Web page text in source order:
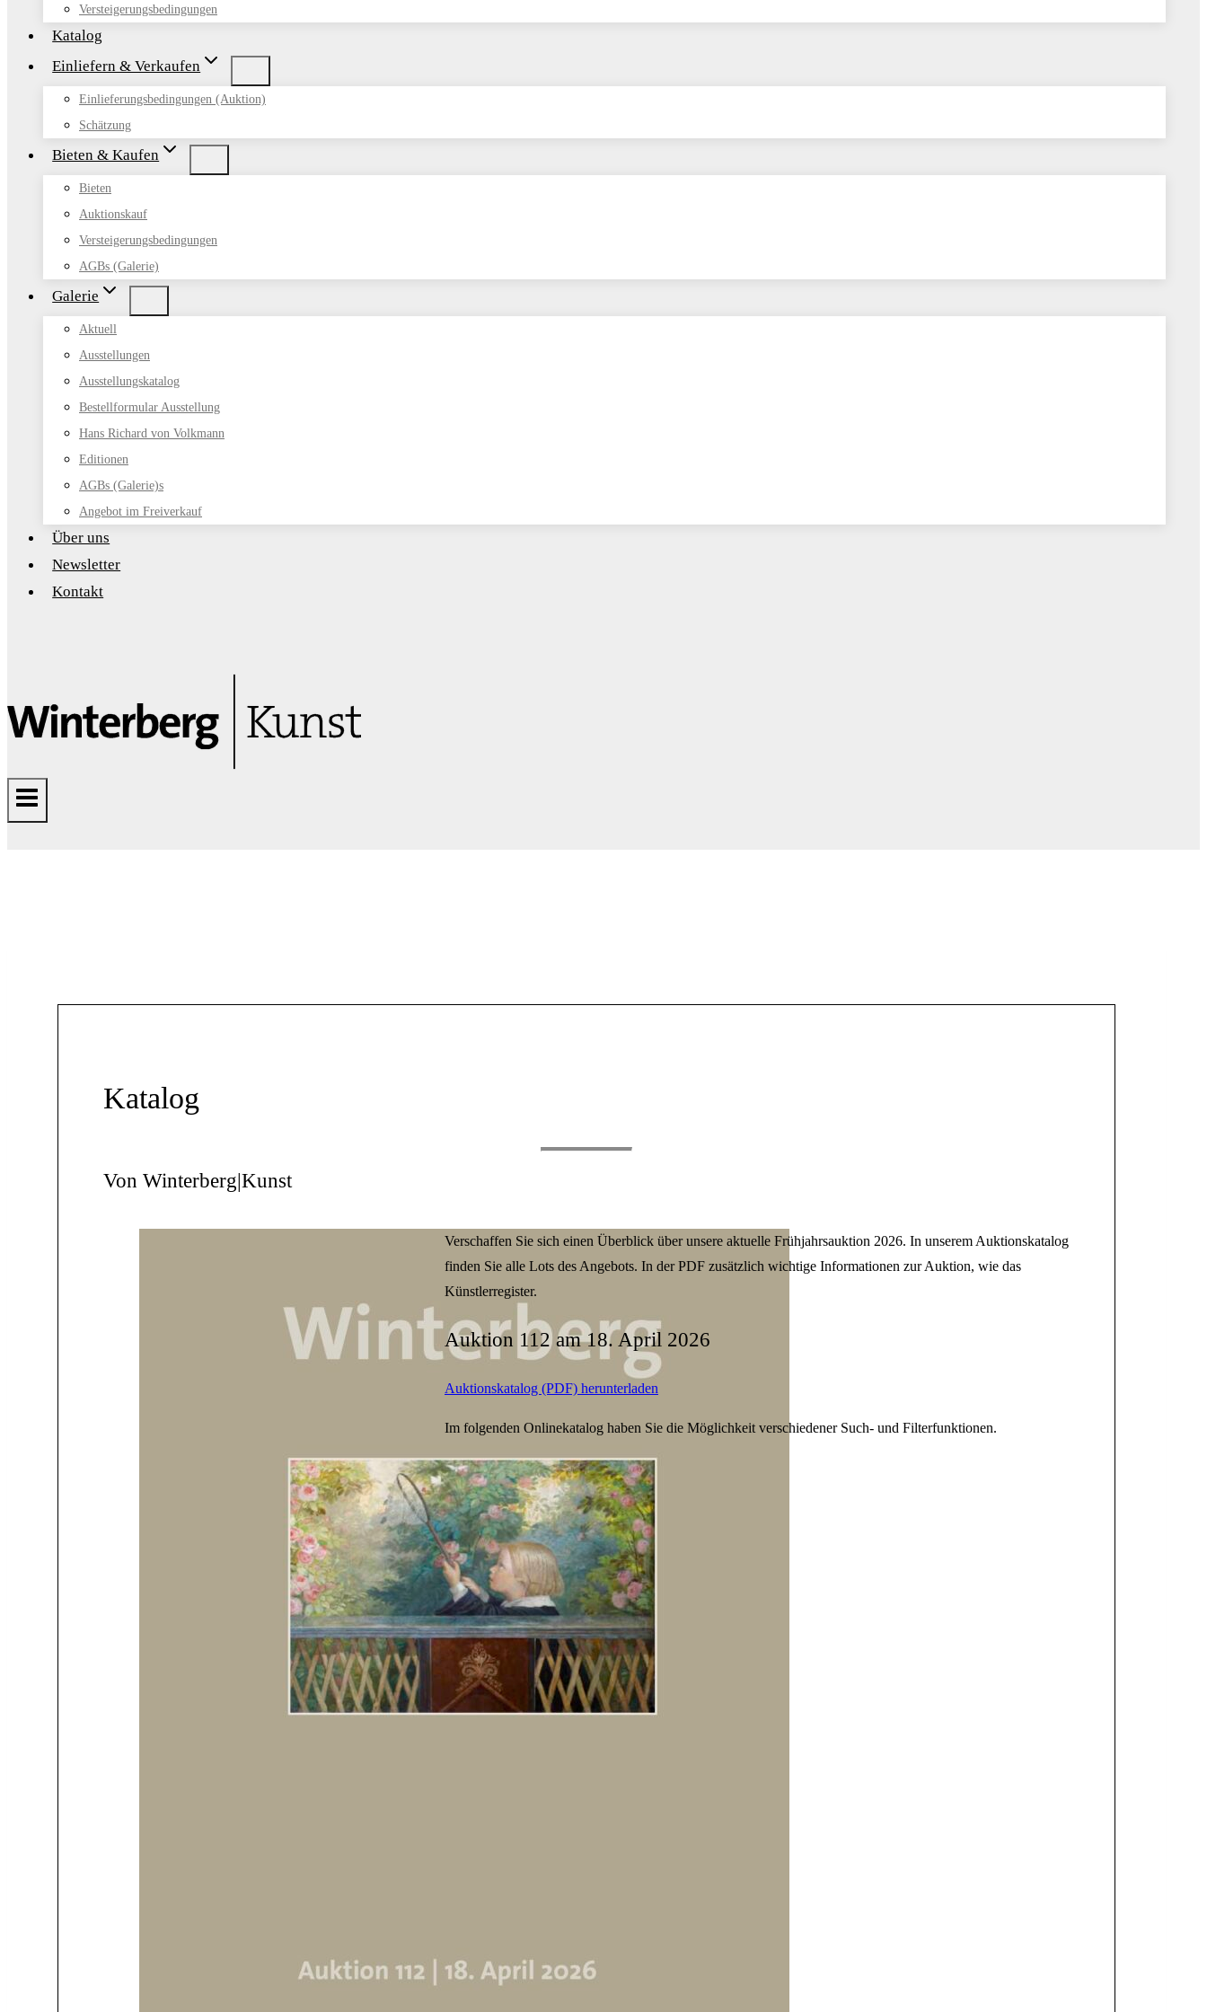
Versteigerungsbedingungen
Katalog
Einliefern & Verkaufen
Einlieferungsbedingungen (Auktion)
Schätzung
Bieten & Kaufen
Bieten
Auktionskauf
Versteigerungsbedingungen
AGBs (Galerie)
Galerie
Aktuell
Ausstellungen
Ausstellungskatalog
Bestellformular Ausstellung
Hans Richard von Volkmann
Editionen
AGBs (Galerie)s
Angebot im Freiverkauf
Über uns
Newsletter
Kontakt
Katalog
Von Winterberg|Kunst
Verschaffen Sie sich einen Überblick über unsere aktuelle Frühjahrsauktion 2026. In unserem Auktionskatalog
finden Sie alle Lots des Angebots. In der PDF zusätzlich wichtige Informationen zur Auktion, wie das
Künstlerregister.
Auktion 112 am 18. April 2026
Auktionskatalog (PDF) herunterladen
Im folgenden Onlinekatalog haben Sie die Möglichkeit verschiedener Such- und Filterfunktionen.